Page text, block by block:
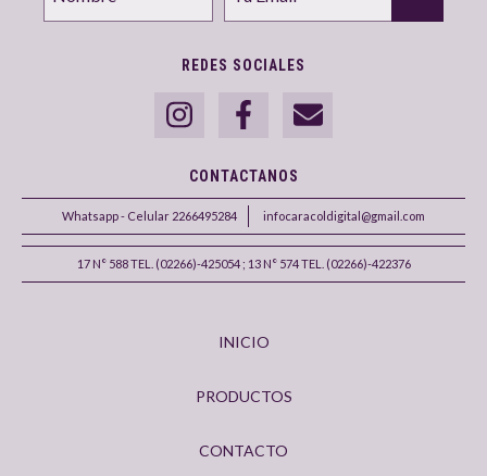
REDES SOCIALES
CONTACTANOS
Whatsapp - Celular 2266495284 infocaracoldigital@gmail.com
17 N° 588 TEL. (02266)-425054 ; 13 N° 574 TEL. (02266)-422376
INICIO
PRODUCTOS
CONTACTO